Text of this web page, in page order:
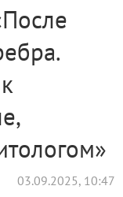
03.09.2025, 10:47